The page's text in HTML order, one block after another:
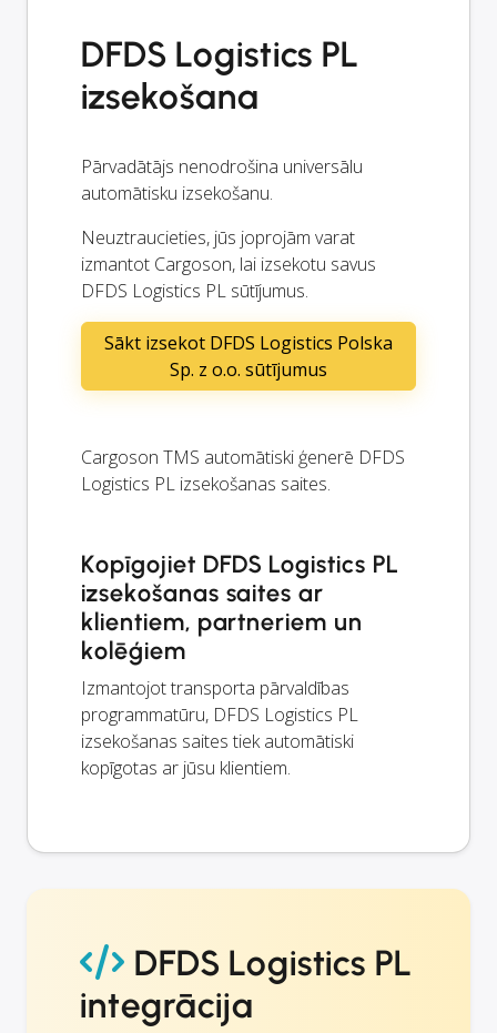
DFDS Logistics PL
izsekošana
Pārvadātājs nenodrošina universālu
automātisku izsekošanu.
Neuztraucieties, jūs joprojām varat
izmantot Cargoson, lai izsekotu savus
DFDS Logistics PL sūtījumus.
Sākt izsekot DFDS Logistics Polska
Sp. z o.o. sūtījumus
Cargoson TMS automātiski ģenerē DFDS
Logistics PL izsekošanas saites.
Kopīgojiet DFDS Logistics PL
izsekošanas saites ar
klientiem, partneriem un
kolēģiem
Izmantojot transporta pārvaldības
programmatūru, DFDS Logistics PL
izsekošanas saites tiek automātiski
kopīgotas ar jūsu klientiem.
DFDS Logistics PL
integrācija